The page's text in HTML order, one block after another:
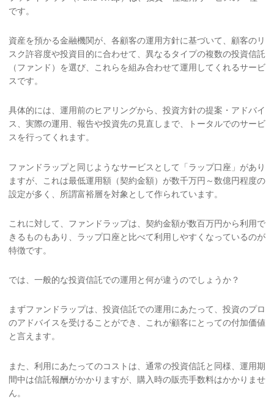
です。
資産を預かる金融機関が、各顧客の運用方針に基づいて、顧客のリ
スク許容度や投資目的に合わせて、異なるタイプの複数の投資信託
（ファンド）を選び、これらを組み合わせて運用してくれるサービ
スです。
具体的には、運用前のヒアリングから、投資方針の提案・アドバイ
ス、実際の運用、報告や投資先の見直しまで、トータルでのサービ
スを行ってくれます。
ファンドラップと同じようなサービスとして「ラップ口座」があり
ますが、これは最低運用額（契約金額）が数千万円～数億円程度の
設定が多く、所謂富裕層を対象として作られています。
これに対して、ファンドラップは、契約金額が数百万円から利用で
きるものもあり、ラップ口座と比べて利用しやすくなっているのが
特徴です。
では、一般的な投資信託での運用と何が違うのでしょうか？
まずファンドラップは、投資信託での運用にあたって、投資のプロ
のアドバイスを受けることができ、これが顧客にとっての付加価値
と言えます。
また、利用にあたってのコストは、通常の投資信託と同様、運用期
間中は信託報酬がかかりますが、購入時の販売手数料はかかりませ
ん。